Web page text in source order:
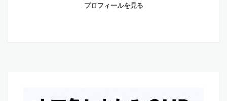
プロフィールを見る